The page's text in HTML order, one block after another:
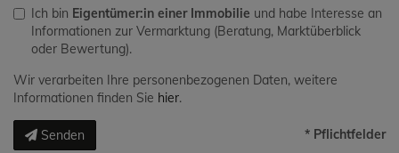
Ich bin Eigentümer:in einer Immobilie und habe Interesse an
Informationen zur Vermarktung (Beratung, Marktüberblick
oder Bewertung).
Wir verarbeiten Ihre personenbezogenen Daten, weitere
Informationen finden Sie hier.
Senden * Pflichtfelder